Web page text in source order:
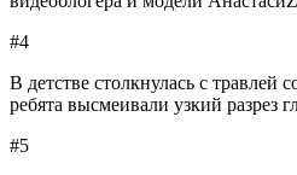
#4
В детстве столкнулась с травлей
ребята высмеивали узкий разрез
#5